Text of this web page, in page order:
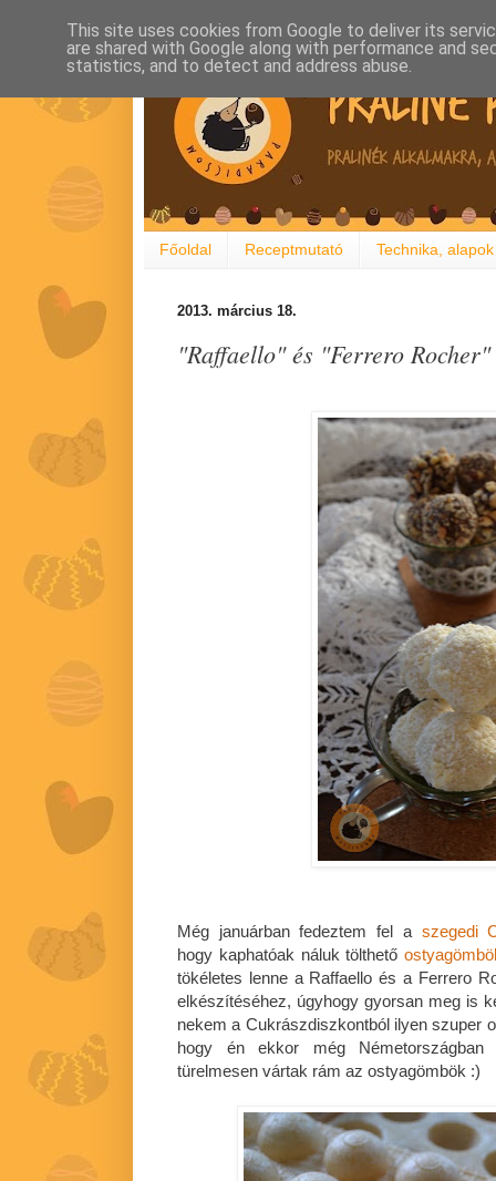
Főoldal Receptmutató Technika, alapok
2013. március 18.
"Raffaello" és "Ferrero
Még januárban fedeztem fel a szegedi
hogy kaphatóak náluk tölthető
tökéletes lenne a Raffaello és a Ferrero
elkészítéséhez, úgyhogy gyorsan meg is
nekem a Cukrászdiszkontból ilyen szuper
hogy én ekkor még
türelmesen vártak rám az ostyagömbök :)
This site uses cookies from Google to deliver its
are shared with Google along with performance and
statistics, and to detect and address abuse.